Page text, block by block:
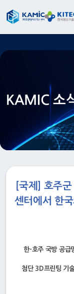
KAMIC 소
[국제] 호주
센터에서 한
한-호주 국방 공급
첨단 3D프린팅 기